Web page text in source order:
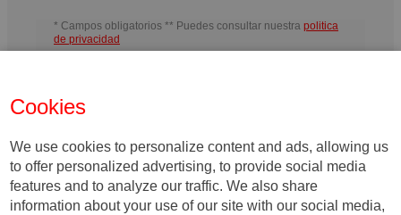
Cookies
We use cookies to personalize content and ads, allowing us
to offer personalized advertising, to provide social media
features and to analyze our traffic. We also share
information about your use of our site with our social media,
* Campos obligatorios ** Puedes consultar nuestra politica
de privacidad
educativo, incluyendo medios electrónicos. Derechos: Puede retirar su
consentimiento, así como ejercer sus derechos de acceso,
direcciones indicadas, en cualquier momento. En caso de desacuerdo,
puede presentar una queja ante la AEPD.